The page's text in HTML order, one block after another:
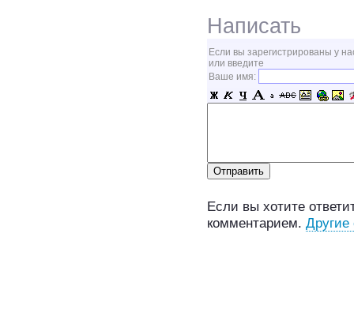
Написать
Если вы зарегистрированы у
или введите
Ваше имя:
Если вы хотите
комментарием. Другие